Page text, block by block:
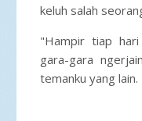
keluh salah
"Hampir tiap
gara-gara
temanku yang lain.